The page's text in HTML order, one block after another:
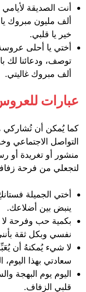
أنت الصديقة
ألف مليون مبروك
خير يا قلبي.
أختي يا أحلى
توصف، ودعائنا لك
ألف مبروك غاليتي.
عبارات
كما يُمكن أن تُشاركي
التواصل الاجتماعي
منشور أو تغريدة أو
لتجعلي من فرحة
أختي الجميلة
ينبض بين أضلاعك.
بكمية حب وفرحة
نفسي وبكل ثقة
لا شيء يُمكنهُ أن
سعادتي بهذا
اليوم يوم البهجة
قلبي الزفاف.